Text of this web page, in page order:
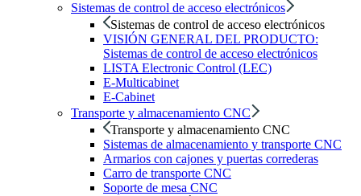
Sistemas de control de acceso electrónicos
Sistemas de control de acceso electrónicos
VISIÓN GENERAL DEL PRODUCTO:
Sistemas de control de acceso electrónicos
LISTA Electronic Control (LEC)
E-Multicabinet
E-Cabinet
Transporte y almacenamiento CNC
Transporte y almacenamiento CNC
Sistemas de almacenamiento y transporte CNC
Armarios con cajones y puertas correderas
Carro de transporte CNC
Soporte de mesa CNC